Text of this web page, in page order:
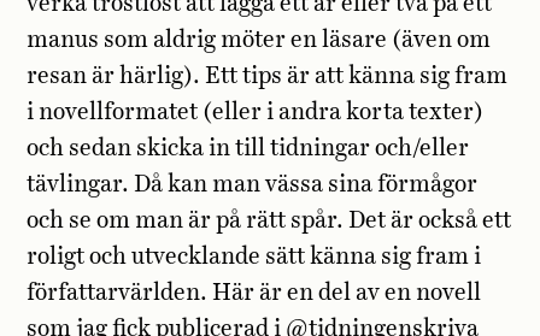
manus som aldrig möter en läsare (även om
resan är härlig). Ett tips är att känna sig fram
i novellformatet (eller i andra korta texter)
och sedan skicka in till tidningar och/eller
tävlingar. Då kan man vässa sina förmågor
och se om man är på rätt spår. Det är också ett
roligt och utvecklande sätt känna sig fram i
författarvärlden. Här är en del av en novell
som jag fick publicerad i @tidningenskriva